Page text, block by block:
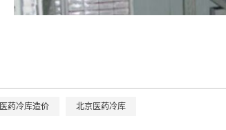
医药冷库造价 北京医药冷库